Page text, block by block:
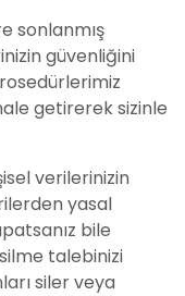
sonlanmış
güvenliğini
getirerek sizinle
verilerinizin
yasal
bile
talebinizi
siler veya